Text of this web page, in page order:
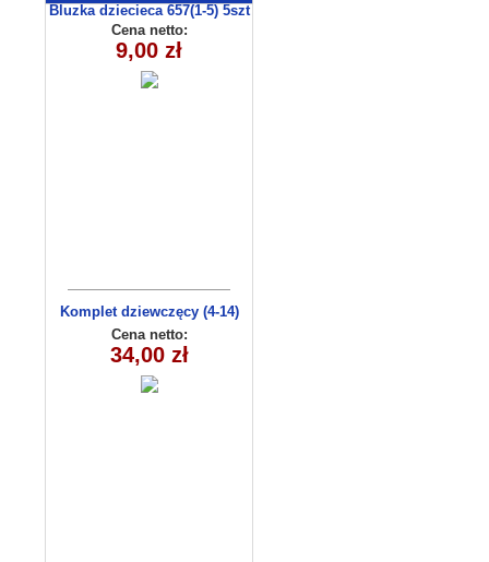
Bluzka dziecieca 657(1-5) 5szt
Cena netto:
9,00 zł
Komplet dziewczęcy (4-14)
8156
Cena netto:
34,00 zł